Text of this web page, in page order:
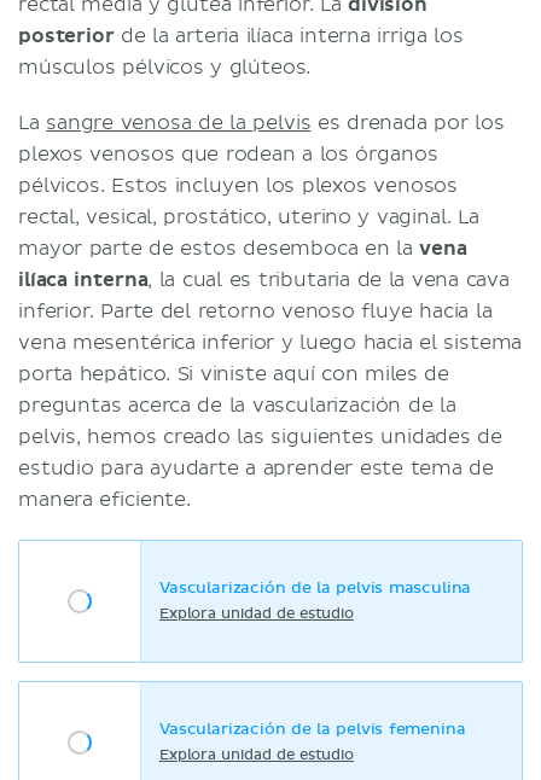
posteriorde la arteria ilíaca interna irriga los
músculos pélvicos y glúteos.
La sangre venosa de la pelvis es drenada por los
plexos venosos que rodean a los órganos
pélvicos. Estos incluyen los plexos venosos
rectal, vesical, prostático, uterino y vaginal. La
mayor parte de estos desemboca en lavena
ilíaca interna, la cual es tributaria de la vena cava
inferior. Parte del retorno venoso fluye hacia la
vena mesentérica inferior y luego hacia el sistema
porta hepático. Si viniste aquí con miles de
preguntas acerca de la vascularización de la
pelvis, hemos creado las siguientes unidades de
estudio para ayudarte a aprender este tema de
manera eficiente.
Vascularización de la pelvis masculina
Explora unidad de estudio
Vascularización de la pelvis femenina
Explora unidad de estudio